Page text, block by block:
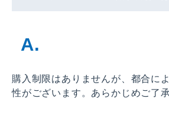
購入制限はありませんが、都合に
性がございます。あらかじめご了